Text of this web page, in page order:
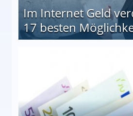
Im Internet Geld
17 besten